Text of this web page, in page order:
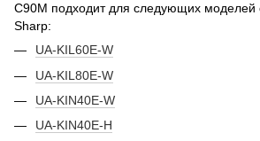
C90M подходит для следующих моделей
Sharp:
UA-KIL60E-W
UA-KIL80E-W
UA-KIN40E-W
UA-KIN40E-H